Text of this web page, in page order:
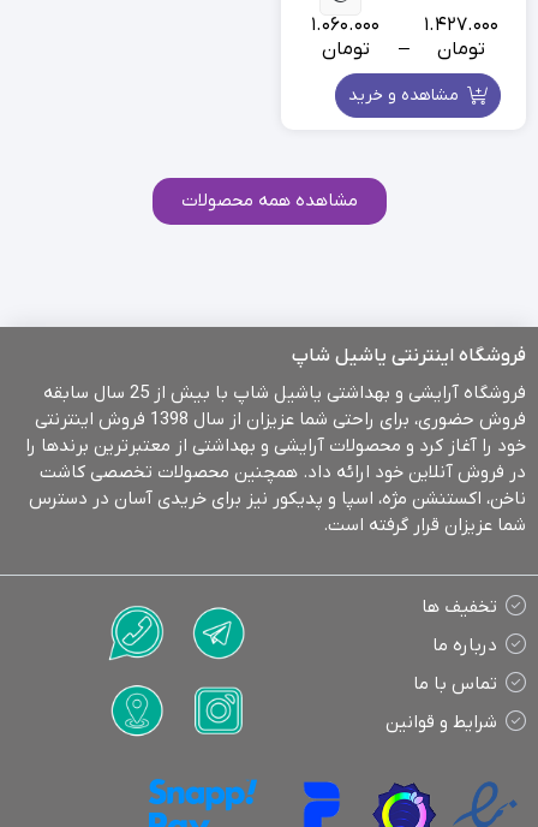
1.427.000
تومان
–
1.060.000
تومان
مشاهده و خرید
مشاهده همه محصولات
فروشگاه اینترنتی یاشیل شاپ
فروشگاه آرایشی و بهداشتی یاشیل شاپ با بیش از 25 سال سابقه
فروش حضوری، برای راحتی شما عزیزان از سال 1398 فروش اینترنتی
خود را آغاز کرد و محصولات آرایشی و بهداشتی از معتبرترین برندها را
در فروش آنلاین خود ارائه داد. همچنین محصولات تخصصی کاشت
ناخن، اکستنشن مژه، اسپا و پدیکور نیز برای خریدی آسان در دسترس
شما عزیزان قرار گرفته است.
تخفیف ها
درباره ما
تماس با ما
شرایط و قوانین